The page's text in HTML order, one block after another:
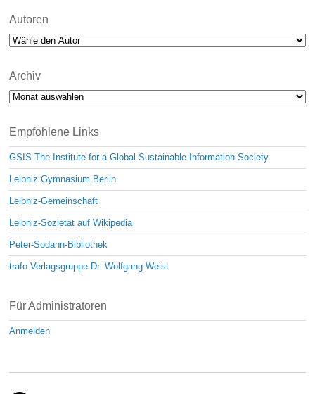
Autoren
Archiv
Archiv
Empfohlene Links
GSIS The Institute for a Global Sustainable Information Society
Leibniz Gymnasium Berlin
Leibniz-Gemeinschaft
Leibniz-Sozietät auf Wikipedia
Peter-Sodann-Bibliothek
trafo Verlagsgruppe Dr. Wolfgang Weist
Für Administratoren
Anmelden